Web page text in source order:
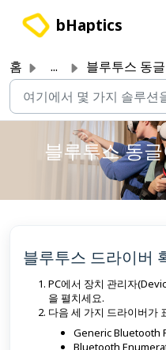
bHaptics
홈 ... 블루투스 동
블루투스 동
블루투스 드라이버
PC에서 장치 관리자
을 펼치세요.
다음 세 가지 드라이버가
Generic Bluetooth
Bluetooth